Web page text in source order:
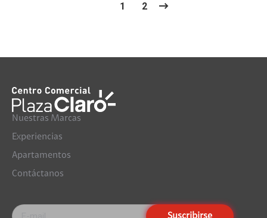
1 2
Nuestras Marcas
Experiencias
Apartamentos
Contáctanos